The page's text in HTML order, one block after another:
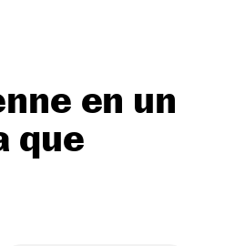
en un
que